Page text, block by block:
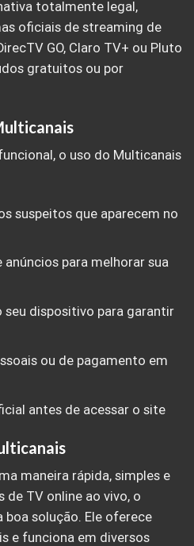
totalmente legal,
oficiais de streaming de
GO, Claro TV+ ou Pluto
gratuitos ou por
o uso do Multicanais
suspeitos que aparecem no
anúncios para melhorar sua
seu dispositivo para garantir
ou de pagamento em
antes de acessar o site
maneira rápida, simples e
TV online ao vivo, o
boa solução. Ele oferece
e funciona em diversos